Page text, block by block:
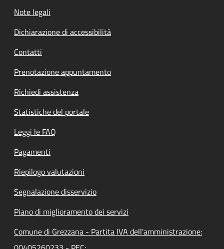
Note legali
Dichiarazione di accessibilità
Contatti
Prenotazione appuntamento
Richiedi assistenza
Statistiche del portale
Leggi le FAQ
Pagamenti
Riepilogo valutazioni
Segnalazione disservizio
Piano di miglioramento dei servizi
Comune di Grezzana - Partita IVA dell'amministrazione: